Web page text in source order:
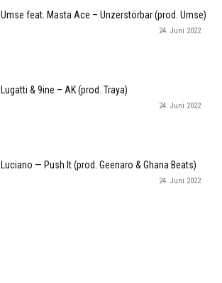
Umse feat. Masta Ace – Unzerstörbar (prod. Umse)
24. Juni 2022
Lugatti & 9ine – AK (prod. Traya)
24. Juni 2022
Luciano — Push It (prod. Geenaro & Ghana Beats)
24. Juni 2022